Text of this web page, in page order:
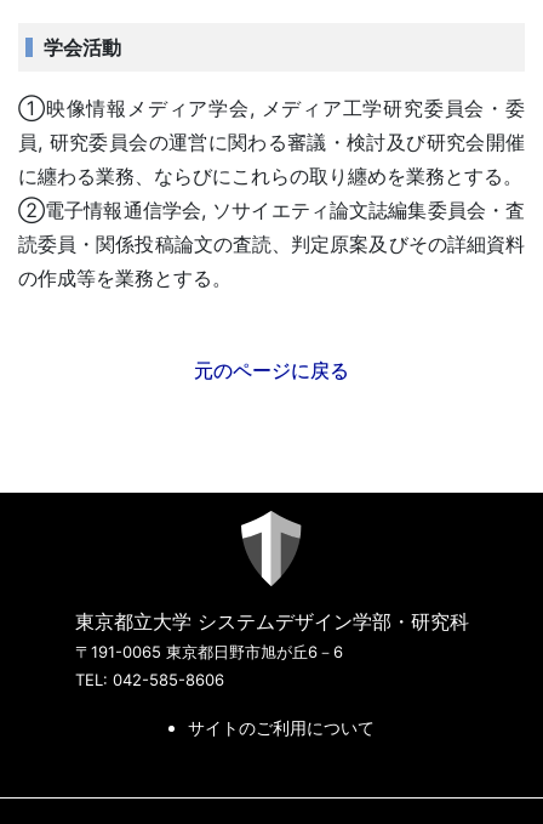
学会活動
①映像情報メディア学会, メディア工学研究委員会・委
員, 研究委員会の運営に関わる審議・検討及び研究会開催
に纏わる業務、ならびにこれらの取り纏めを業務とする。
②電子情報通信学会, ソサイエティ論文誌編集委員会・査
読委員・関係投稿論文の査読、判定原案及びその詳細資料
の作成等を業務とする。
元のページに戻る
東京都立大学 システムデザイン学部・研究科
〒191-0065 東京都日野市旭が丘6－6
TEL: 042-585-8606
サイトのご利用について